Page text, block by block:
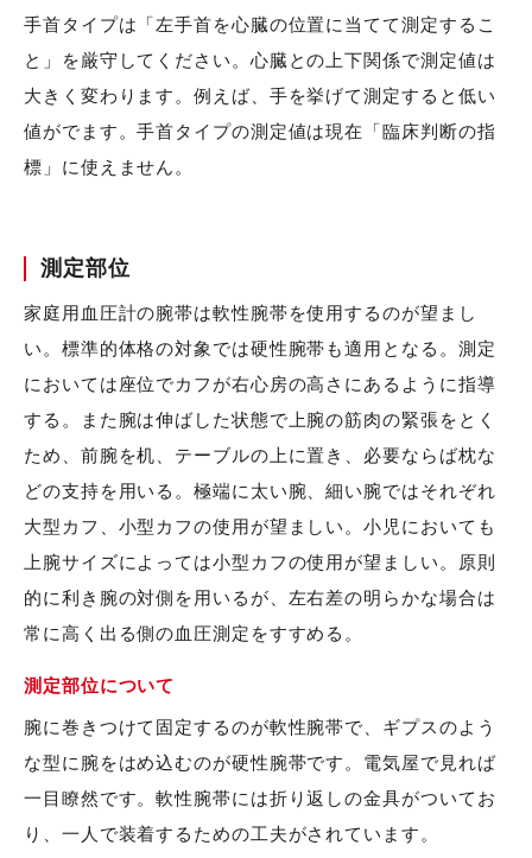
手首タイプは「左手首を心臓の位置に当てて測定するこ
と」を厳守してください。心臓との上下関係で測定値は
大きく変わります。例えば、手を挙げて測定すると低い
値がでます。手首タイプの測定値は現在「臨床判断の指
標」に使えません。
測定部位
家庭用血圧計の腕帯は軟性腕帯を使用するのが望まし
い。標準的体格の対象では硬性腕帯も適用となる。測定
においては座位でカフが右心房の高さにあるように指導
する。また腕は伸ばした状態で上腕の筋肉の緊張をとく
ため、前腕を机、テーブルの上に置き、必要ならば枕な
どの支持を用いる。極端に太い腕、細い腕ではそれぞれ
大型カフ、小型カフの使用が望ましい。小児においても
上腕サイズによっては小型カフの使用が望ましい。原則
的に利き腕の対側を用いるが、左右差の明らかな場合は
常に高く出る側の血圧測定をすすめる。
測定部位について
腕に巻きつけて固定するのが軟性腕帯で、ギプスのよう
な型に腕をはめ込むのが硬性腕帯です。電気屋で見れば
一目瞭然です。軟性腕帯には折り返しの金具がついてお
り、一人で装着するための工夫がされています。